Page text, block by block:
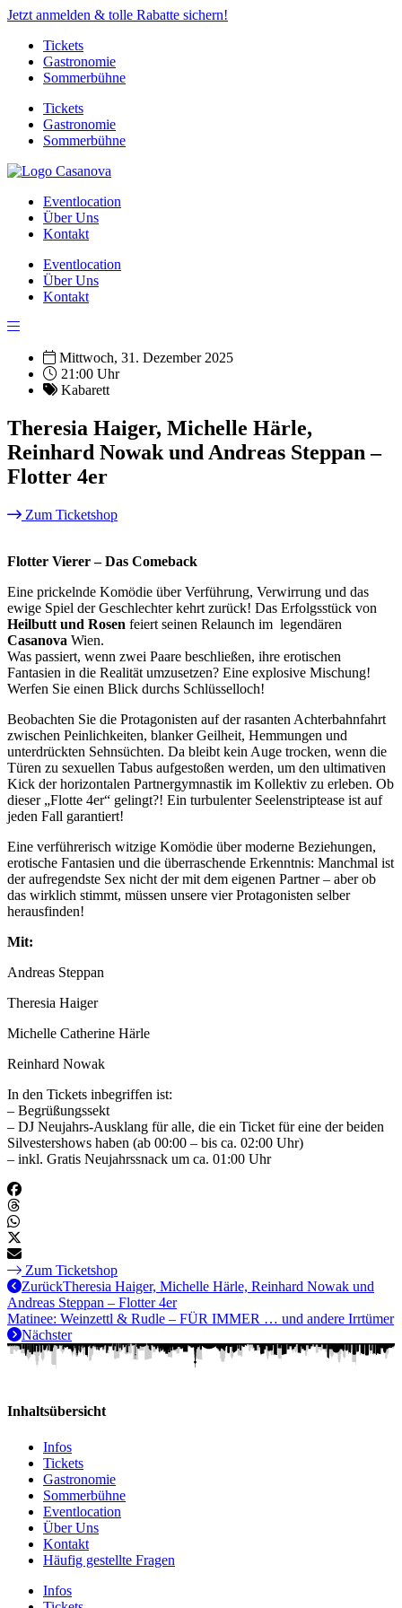
Jetzt anmelden & tolle Rabatte sichern!
Tickets
Gastronomie
Sommerbühne
Tickets
Gastronomie
Sommerbühne
Eventlocation
Über Uns
Kontakt
Eventlocation
Über Uns
Kontakt
Mittwoch, 31. Dezember 2025
21:00 Uhr
Kabarett
Theresia Haiger, Michelle Härle,
Reinhard Nowak und Andreas Steppan –
Flotter 4er
Zum Ticketshop
Flotter Vierer – Das Comeback
Eine prickelnde Komödie über Verführung, Verwirrung und das
ewige Spiel der Geschlechter kehrt zurück! Das Erfolgsstück von
Heilbutt und Rosen feiert seinen Relaunch im legendären
Casanova Wien.
Was passiert, wenn zwei Paare beschließen, ihre erotischen
Fantasien in die Realität umzusetzen? Eine explosive Mischung!
Werfen Sie einen Blick durchs Schlüsselloch!
Beobachten Sie die Protagonisten auf der rasanten Achterbahnfahrt
zwischen Peinlichkeiten, blanker Geilheit, Hemmungen und
unterdrückten Sehnsüchten. Da bleibt kein Auge trocken, wenn die
Türen zu sexuellen Tabus aufgestoßen werden, um den ultimativen
Kick der horizontalen Partnergymnastik im Kollektiv zu erleben. Ob
dieser „Flotte 4er“ gelingt?! Ein turbulenter Seelenstriptease ist auf
jeden Fall garantiert!
Eine verführerisch witzige Komödie über moderne Beziehungen,
erotische Fantasien und die überraschende Erkenntnis: Manchmal ist
der aufregendste Sex nicht der mit dem eigenen Partner – aber ob
das wirklich stimmt, müssen unsere vier Protagonisten selber
herausfinden!
Mit:
Andreas Steppan
Theresia Haiger
Michelle Catherine Härle
Reinhard Nowak
In den Tickets inbegriffen ist:
– Begrüßungssekt
– DJ Neujahrs-Ausklang für alle, die ein Ticket für eine der beiden
Silvestershows haben (ab 00:00 – bis ca. 02:00 Uhr)
– inkl. Gratis Neujahrssnack um ca. 01:00 Uhr
Zum Ticketshop
ZurückTheresia Haiger, Michelle Härle, Reinhard Nowak und
Andreas Steppan – Flotter 4er
Matinee: Weinzettl & Rudle – FÜR IMMER … und andere Irrtümer
Nächster
Inhaltsübersicht
Infos
Tickets
Gastronomie
Sommerbühne
Eventlocation
Über Uns
Kontakt
Häufig gestellte Fragen
Infos